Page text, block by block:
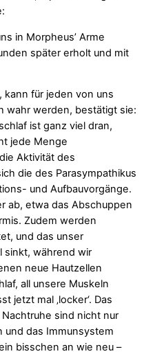
in Morpheus’ Arme
später erholt und mit
kann für jeden von uns
wahr werden, bestätigt sie:
ist ganz viel dran,
jede Menge
Aktivität des
die des Parasympathikus
und Aufbauvorgänge.
ab, etwa das Abschuppen
Zudem werden
und das unser
sinkt, während wir
neue Hautzellen
all unsere Muskeln
jetzt mal ‚locker‘. Das
sind nicht nur
und das Immunsystem
bisschen an wie neu –